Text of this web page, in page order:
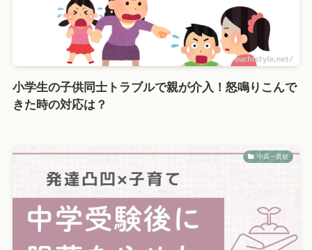
小学生の子供同士トラブルで親が介入！怒鳴りこんで
きた時の対応は？
中高一貫校